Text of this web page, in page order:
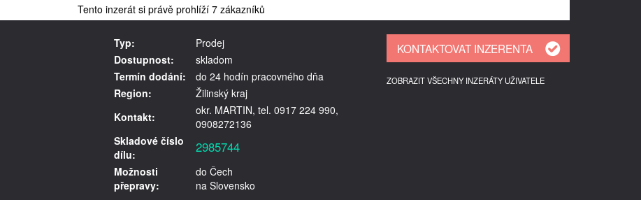
Tento inzerát si právě prohlíží 7 zákazníků
Typ:
Prodej
Dostupnost:
skladom
Termín dodání:
do 24 hodín pracovného dňa
Region:
Žilinský kraj
Kontakt:
okr. MARTIN, tel. 0917 224 990,
0908272136
Skladové číslo
dílu:
2985744
Možnosti
přepravy:
do Čech
na Slovensko
ZOBRAZIT VŠECHNY INZERÁTY UŽIVATELE